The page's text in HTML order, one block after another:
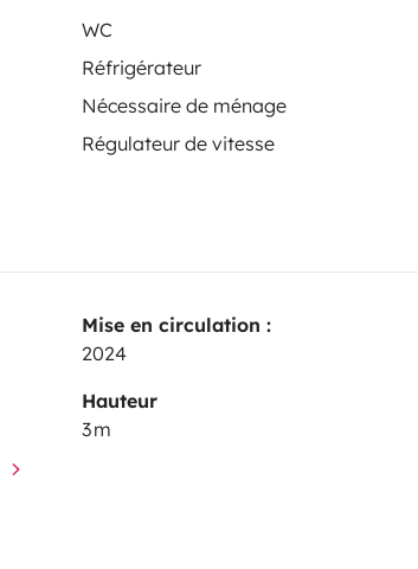
WC
Réfrigérateur
Nécessaire de ménage
Régulateur de vitesse
Mise en circulation :
2024
Hauteur
3 m